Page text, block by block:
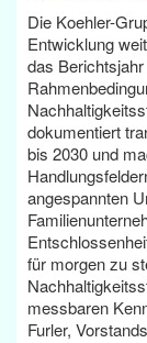
Die Koehler-
Entwicklung
das
dokumentiert
bis 2030 und
angespannten
für morgen zu
messbaren
Furler,